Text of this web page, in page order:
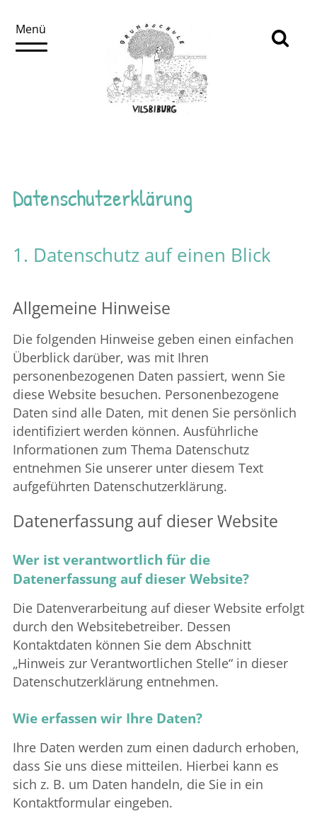
Menü ↓
Datenschutz­erklärung
1. Datenschutz auf einen Blick
Allgemeine Hinweise
Die folgenden Hinweise geben einen einfachen
Überblick darüber, was mit Ihren
personenbezogenen Daten passiert, wenn Sie
diese Website besuchen. Personenbezogene
Daten sind alle Daten, mit denen Sie persönlich
identifiziert werden können. Ausführliche
Informationen zum Thema Datenschutz
entnehmen Sie unserer unter diesem Text
aufgeführten Datenschutzerklärung.
Datenerfassung auf dieser Website
Wer ist verantwortlich für die
Datenerfassung auf dieser Website?
Die Datenverarbeitung auf dieser Website erfolgt
durch den Websitebetreiber. Dessen
Kontaktdaten können Sie dem Abschnitt
„Hinweis zur Verantwortlichen Stelle“ in dieser
Datenschutzerklärung entnehmen.
Wie erfassen wir Ihre Daten?
Ihre Daten werden zum einen dadurch erhoben,
dass Sie uns diese mitteilen. Hierbei kann es
sich z. B. um Daten handeln, die Sie in ein
Kontaktformular eingeben.